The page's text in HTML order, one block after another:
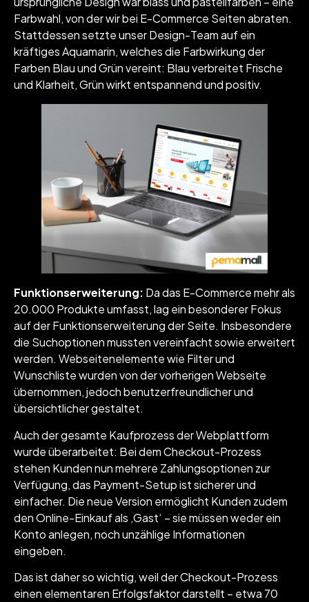
Farbwahl, von der wir bei E-Commerce Seiten abraten.
Stattdessen setzte unser Design-Team auf ein
kräftiges Aquamarin, welches die Farbwirkung der
Farben Blau und Grün vereint: Blau verbreitet Frische
und Klarheit, Grün wirkt entspannend und positiv.
Funktionserweiterung: Da das E-Commerce mehr als
20.000 Produkte umfasst, lag ein besonderer Fokus
auf der Funktionserweiterung der Seite. Insbesondere
die Suchoptionen mussten vereinfacht sowie erweitert
werden. Webseitenelemente wie Filter und
Wunschliste wurden von der vorherigen Webseite
übernommen, jedoch benutzerfreundlicher und
übersichtlicher gestaltet.
Auch der gesamte Kaufprozess der Webplattform
wurde überarbeitet: Bei dem Checkout-Prozess
stehen Kunden nun mehrere Zahlungsoptionen zur
Verfügung, das Payment-Setup ist sicherer und
einfacher. Die neue Version ermöglicht Kunden zudem
den Online-Einkauf als ‚Gast‘ – sie müssen weder ein
Konto anlegen, noch unzählige Informationen
eingeben.
Das ist daher so wichtig, weil der Checkout-Prozess
einen elementaren Erfolgsfaktor darstellt – etwa 70